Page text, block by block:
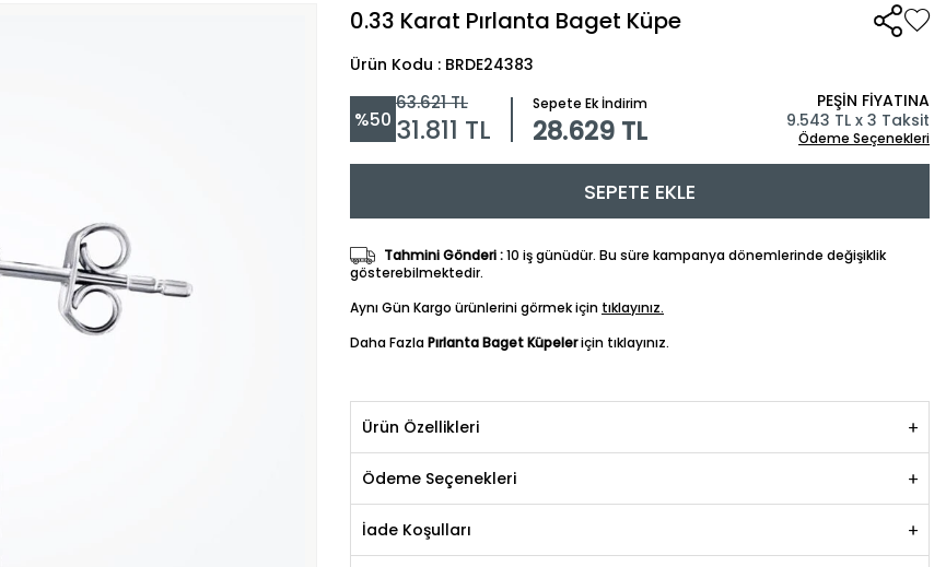
0.33 Karat Pırlanta Baget Küpe
Ürün Kodu : BRDE24383
%50
63.621TL
31.811 TL
Sepete Ek İndirim
28.629 TL
PEŞİN FİYATINA
9.543 TL x 3 Taksit
Ödeme Seçenekleri
SEPETE EKLE
Tahmini Gönderi :10 iş günüdür. Bu süre kampanya dönemlerinde değişiklik
gösterebilmektedir.
Aynı Gün Kargo ürünlerini görmek için tıklayınız.
Daha FazlaPırlanta Baget Küpeleriçin tıklayınız.
Ürün Özellikleri
Ödeme Seçenekleri
İade Koşulları